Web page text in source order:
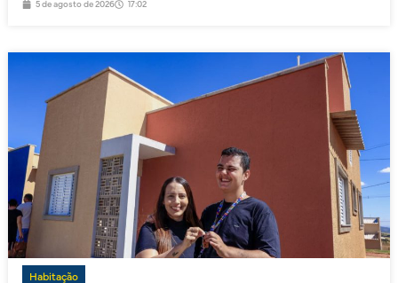
5 de agosto de 2026 17:02
Habitação